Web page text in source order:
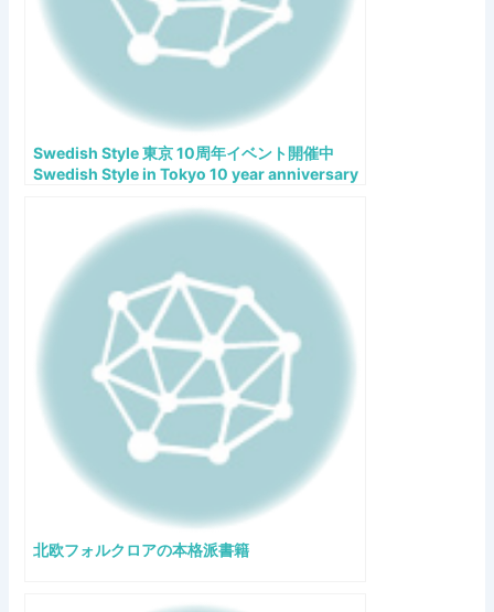
Swedish Style 東京 10周年イベント開催中
Swedish Style in Tokyo 10 year anniversary
北欧フォルクロアの本格派書籍